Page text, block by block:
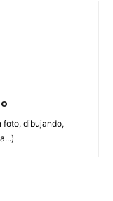
foto, dibujando,